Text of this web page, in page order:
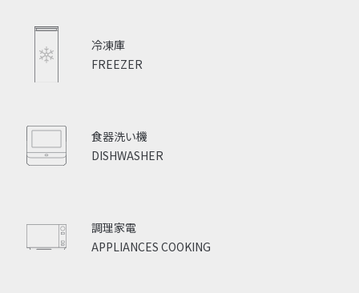
FREEZER
冷凍庫
DISHWASHER
食器洗い機
APPLIANCES COOKING
調理家電